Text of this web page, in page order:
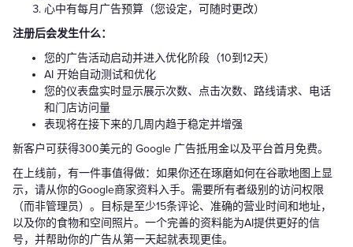
心中有每月广告预算（您设定，可随时更改）
注册后会发生什么：
您的广告活动启动并进入优化阶段（10到12天）
AI 开始自动测试和优化
您的仪表盘实时显示展示次数、点击次数、路线请求、电话
和门店访问量
表现将在接下来的几周内趋于稳定并增强
新客户可获得300美元的 Google 广告抵用金以及平台首月免费。
在上线前，有一件事值得做：如果你还在琢磨如何在谷歌地图上显
示，请从你的Google商家资料入手。需要所有者级别的访问权限
（而非管理员）。目标是至少15条评论、准确的营业时间和地址，
以及你的食物和空间照片。一个完善的资料能为AI提供更好的信
号，并帮助你的广告从第一天起就表现更佳。